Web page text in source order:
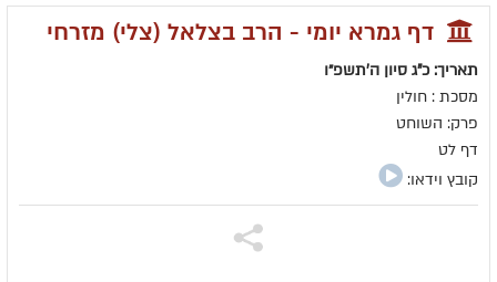
דף גמרא יומי - הרב בצלאל (צלי) מזרחי
תאריך: כ"ג סיון ה׳תשפ״ו
מסכת : חולין
פרק: השוחט
דף לט
קובץ וידאו: